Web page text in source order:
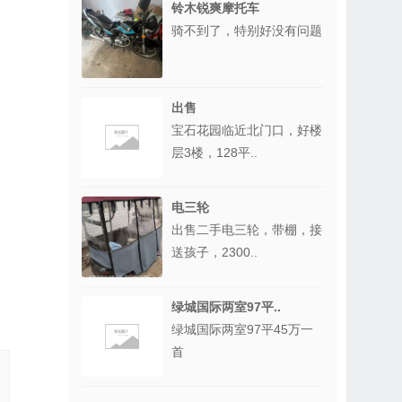
铃木锐爽摩托车
骑不到了，特别好没有问题
出售
宝石花园临近北门口，好楼
层3楼，128平..
电三轮
出售二手电三轮，带棚，接
送孩子，2300..
绿城国际两室97平..
绿城国际两室97平45万一
首